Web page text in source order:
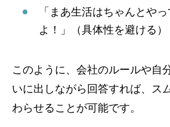
「まあ生活はちゃんとや
よ！」（具体性を避ける）
このように、会社のルールや自
いに出しながら回答すれば、ス
わらせることが可能です。